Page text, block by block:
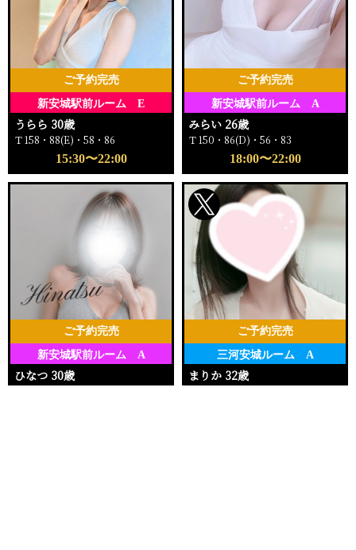
新安城駅前ルーム E
ご予約完売
うらら 30歳
Ｔ158・88(E)・58・86
15:30〜22:00
新安城駅前ルーム A
ご予約完売
みらい 26歳
Ｔ150・86(D)・56・83
18:00〜22:00
新安城駅前ルーム A
ご予約完売
ひなつ 30歳
三河安城ルーム A
ご予約完売
まりか 32歳